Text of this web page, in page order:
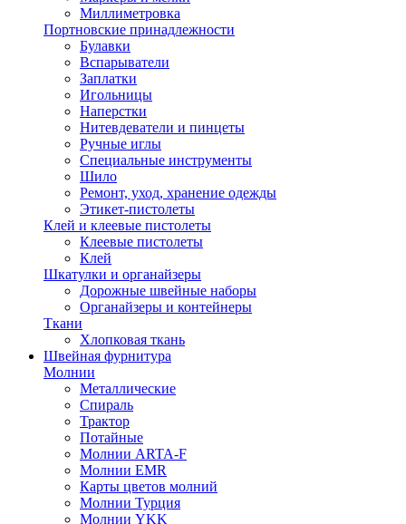
Миллиметровка
Портновские принадлежности
Булавки
Вспарыватели
Заплатки
Игольницы
Наперстки
Нитевдеватели и пинцеты
Ручные иглы
Специальные инструменты
Шило
Ремонт, уход, хранение одежды
Этикет-пистолеты
Клей и клеевые пистолеты
Клеевые пистолеты
Клей
Шкатулки и органайзеры
Дорожные швейные наборы
Органайзеры и контейнеры
Ткани
Хлопковая ткань
Швейная фурнитура
Молнии
Металлические
Спираль
Трактор
Потайные
Молнии ARTA-F
Молнии EMR
Карты цветов молний
Молнии Турция
Молнии YKK